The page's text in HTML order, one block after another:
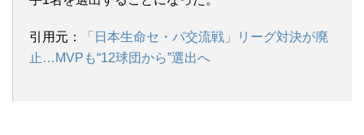
引用元：
「日本生命セ・パ交流戦」リーグ対決が廃
止…MVPも“12球団から”選出へ